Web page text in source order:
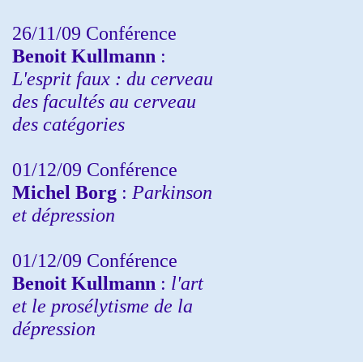
26/11/09 Conférence
Benoit Kullmann :
L'esprit faux : du cerveau
des facultés au cerveau
des catégories
01/12/09 Conférence
Michel Borg : Parkinson
et dépression
01/12/09 Conférence
Benoit Kullmann : l'art
et le prosélytisme de la
dépression